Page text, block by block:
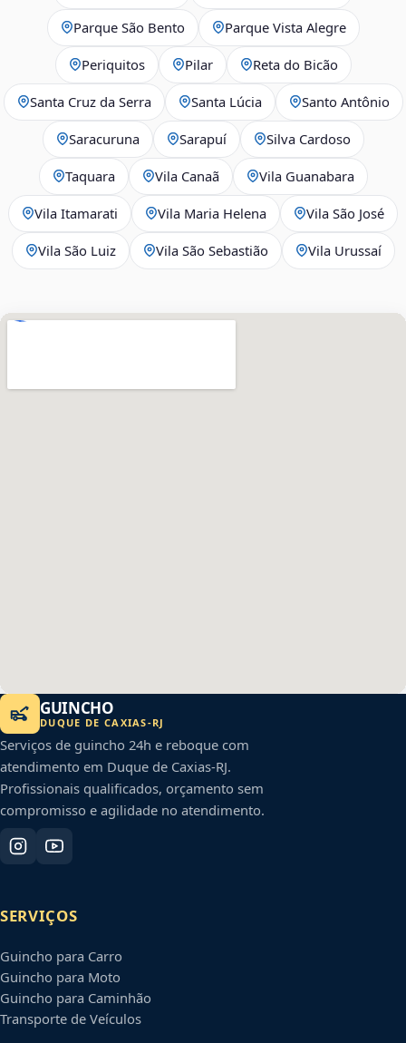
Parque São Bento Parque Vista Alegre
Periquitos Pilar Reta do Bicão
Santa Cruz da Serra Santa Lúcia Santo Antônio
Saracuruna Sarapuí Silva Cardoso
Taquara Vila Canaã Vila Guanabara
Vila Itamarati Vila Maria Helena Vila São José
Vila São Luiz Vila São Sebastião Vila Urussaí
GUINCHO
DUQUE DE CAXIAS-RJ
Serviços de guincho 24h e reboque com
atendimento em Duque de Caxias-RJ.
Profissionais qualificados, orçamento sem
compromisso e agilidade no atendimento.
SERVIÇOS
Guincho para Carro
Guincho para Moto
Guincho para Caminhão
Transporte de Veículos